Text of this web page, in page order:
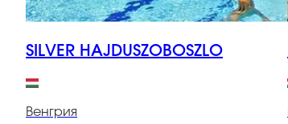
SILVER HAJDUSZOBOSZLO
Венгрия